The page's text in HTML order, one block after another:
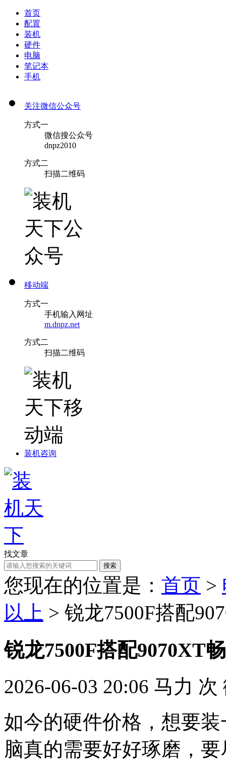
首页
配置
装机
硬件
电脑
笔记本
手机
关注微信公众号
方式一
微信搜公众号
dnpz2010
方式二
扫描二维码
移动端
方式一
手机输入网址
m.dnpz.net
方式二
扫描二维码
装机咨询
找文章
搜索
您现在的位置是： 首页 >
以上 > 锐龙7500F搭配
锐龙7500F搭配9070XT
2026-06-03 20:06 马力 次
如今的硬件价格，想要
脑真的需要好好琢磨，